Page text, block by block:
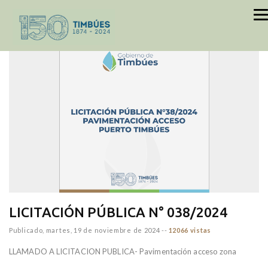
inicio INFORMACION
LICITACIÓN PÚBLICA N° 038/2024
Publicado, martes, 19 de noviembre de 2024 -- 12066 vistas
LLAMADO A LICITACION PUBLICA- Pavimentación acceso zona